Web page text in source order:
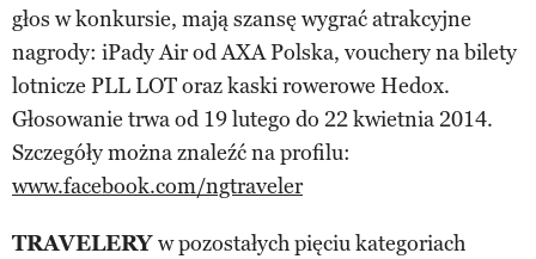
głos w konkursie, mają szansę wygrać atrakcyjne
nagrody: iPady Air od AXA Polska, vouchery na bilety
lotnicze PLL LOT oraz kaski rowerowe Hedox.
Głosowanie trwa od 19 lutego do 22 kwietnia 2014.
Szczegóły można znaleźć na profilu:
www.facebook.com/ngtraveler
TRAVELERYw pozostałych pięciu kategoriach